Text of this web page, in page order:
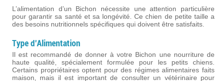
L’alimentation d’un Bichon nécessite une attention particulière
pour garantir sa santé et sa longévité. Ce chien de petite taille a
des besoins nutritionnels spécifiques qui doivent être satisfaits.
Type d’Alimentation
Il est recommandé de donner à votre Bichon une nourriture de
haute qualité, spécialement formulée pour les petits chiens.
Certains propriétaires optent pour des régimes alimentaires faits
maison, mais il est important de consulter un vétérinaire pour